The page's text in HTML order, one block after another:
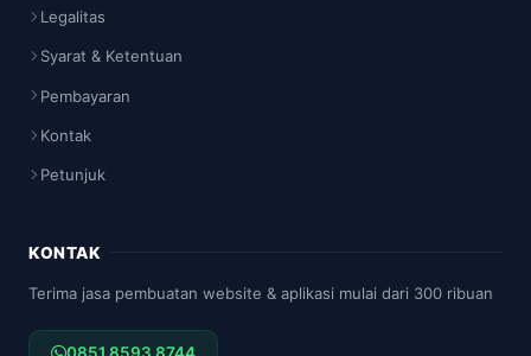
Legalitas
Syarat & Ketentuan
Pembayaran
Kontak
Petunjuk
KONTAK
Terima jasa pembuatan website & aplikasi mulai dari 300 ribuan